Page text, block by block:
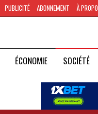
PUBLICITÉ ABONNEMENT À
ÉCONOMIE SOCIÉTÉ